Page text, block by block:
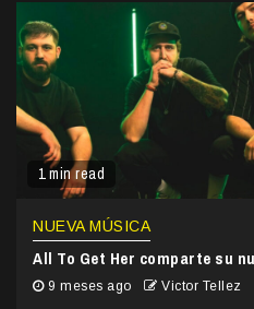
1 min read
NUEVA MÚSICA
All To Get Her comparte su
9 meses ago Victor Tellez